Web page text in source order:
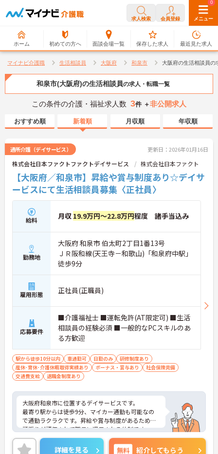
求人検索 会員登録 メニュー
ホーム 初めての方へ 面談会場一覧
0
保存した求人
0
最近見た求人
マイナビ介護職 生活相談員 大阪府 和泉市 大阪府の生活相談員の
和泉市(大阪府)の生活相談員の求人・転職一覧
この条件の介護・福祉求人数 3件 ＋非公開求人
おすすめ順 新着順 月収順 年収順
通所介護（デイサービス） 更新日：2026年01月16日
株式会社日本ファクトファクトデイサービス 株式会社日本ファクト
【大阪府／和泉市】昇給や賞与制度あり☆デイサ
ービスにて生活相談員募集〈正社員〉
給料 月収 19.9万円～22.8万円程度 諸手当込み
勤務地
大阪府 和泉市 伯太町2丁目1番13号
ＪＲ阪和線(天王寺－和歌山)「和泉府中駅」
徒歩9分
雇用形態 正社員(正職員)
応募要件
■介護福祉士 ■運転免許(AT限定可) ■生活
相談員の経験必須 ■一般的なPCスキルのあ
る方歓迎
駅から徒歩10分以内 車通勤可 日勤のみ
研修制度あり
産休･育休･介護休暇取得実績あり
ボーナス・賞与あり
社会保険完備
交通費支給
退職金制度あり
大阪府和泉市に位置するデイサービスです。
最寄り駅からは徒歩9分、マイカー通勤も可能なの
で通勤ラクラクです。昇給や賞与制度があるため、
頑張りが評価されて職員に還元される体制です。
ご興味のある方には、面接対策ポイントなど、さら
に詳細をお話しいたしますのでお気軽にご相談くだ
詳細を見る 無料 紹介してもらう